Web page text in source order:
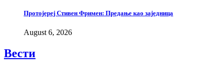
Протојереј Стивен Фримен: Предање као заједница
August 6, 2026
Вести